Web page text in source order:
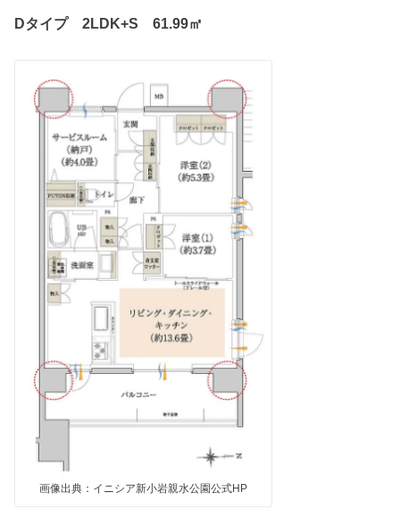
Dタイプ 2LDK+S 61.99㎡
画像出典：イニシア新小岩親水公園公式HP